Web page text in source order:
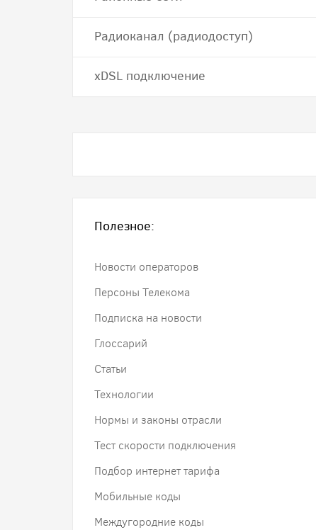
Радиоканал (радиодоступ)
хDSL подключение
Полезное:
Новости операторов
Персоны Телекома
Подписка на новости
Глоссарий
Статьи
Технологии
Нормы и законы отрасли
Тест скорости подключения
Подбор интернет тарифа
Мобильные коды
Междугородние коды